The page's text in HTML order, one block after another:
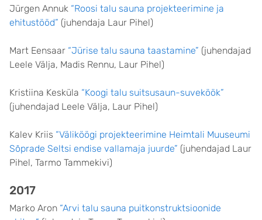
Jürgen Annuk “Roosi talu sauna projekteerimine ja
ehitustööd” (juhendaja Laur Pihel)
Mart Eensaar “Jürise talu sauna taastamine” (juhendajad
Leele Välja, Madis Rennu, Laur Pihel)
Kristiina Kesküla “Koogi talu suitsusaun-suveköök”
(juhendajad Leele Välja, Laur Pihel)
Kalev Kriis “Väliköögi projekteerimine Heimtali Muuseumi
Sõprade Seltsi endise vallamaja juurde” (juhendajad Laur
Pihel, Tarmo Tammekivi)
2017
Marko Aron “Arvi talu sauna puitkonstruktsioonide